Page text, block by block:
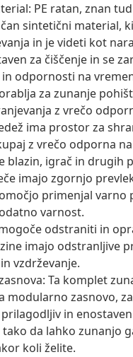
PE ratan, znan
sintetični material,
in je videti kot
za čiščenje in se
odpornosti na
za zunanje
z vrečo
ima prostor za
z vrečo odporna
blazin, igrač in drugih
imajo zgornjo
primenjal varno
varnost.
odstraniti in
imajo odstranljive
vzdrževanje.
Ta komplet
modularno zasnovo,
in
da lahko zunanjo
koli želite.